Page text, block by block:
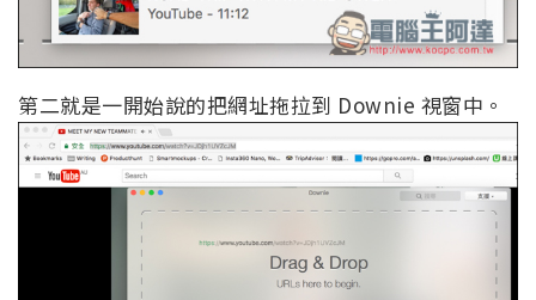
第二就是一開始說的把網址拖拉到 Downie 視窗中。